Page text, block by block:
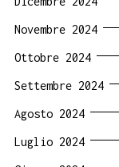
Novembre 2024
Ottobre 2024
Settembre 2024
Agosto 2024
Luglio 2024